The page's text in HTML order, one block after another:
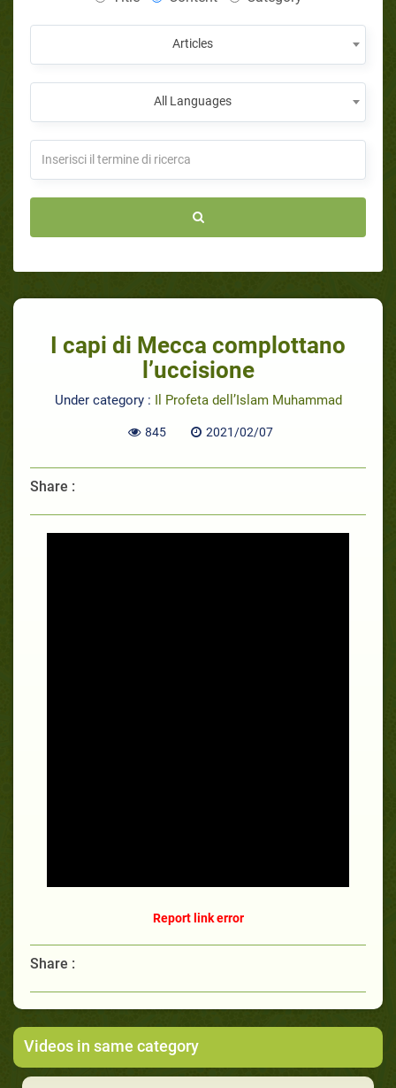
Articles
All Languages
I capi di Mecca complottano
l’uccisione
Under category : Il Profeta dell’Islam Muhammad
845 2021/02/07
Share :
Report link error
Share :
Videos in same category